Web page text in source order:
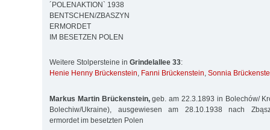
´POLENAKTION` 1938
BENTSCHEN/ZBASZYN
ERMORDET
IM BESETZEN POLEN
Weitere Stolpersteine in Grindelallee 33:
Henie Henny Brückenstein, Fanni Brückenstein, Sonnia
Markus Martin Brückenstein,geb. am 22.3.1893 in Bolechów/
Bolechiw/Ukraine), ausgewiesen am 28.10.1938 nach
ermordet im besetzten Polen